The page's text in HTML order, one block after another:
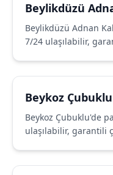
Beylikdüzü
Beylikdüzü Adnan
7/24 ulaşılabilir,
Beykoz
Beykoz Çubuklu'de
ulaşılabilir, garantili